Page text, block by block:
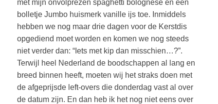
met mijn onvolprezen spaghetti bolognese en een
bolletje Jumbo huismerk vanille ijs toe. Inmiddels
hebben we nog maar drie dagen voor de Kerstdis
opgediend moet worden en komen we nog steeds
niet verder dan: “Iets met kip dan misschien…?”.
Terwijl heel Nederland de boodschappen al lang en
breed binnen heeft, moeten wij het straks doen met
de afgeprijsde left-overs die donderdag vast al over
de datum zijn. En dan heb ik het nog niet eens over